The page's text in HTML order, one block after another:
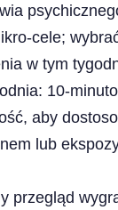
cele;
w tym
10-
aby
lub
przegląd